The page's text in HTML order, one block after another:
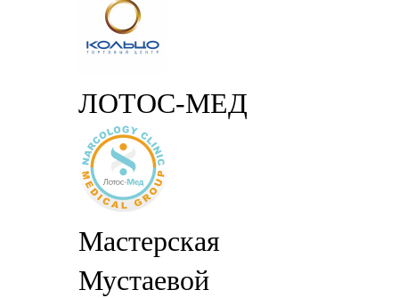
ЛОТОС-МЕД
Мастерская
Мустаевой